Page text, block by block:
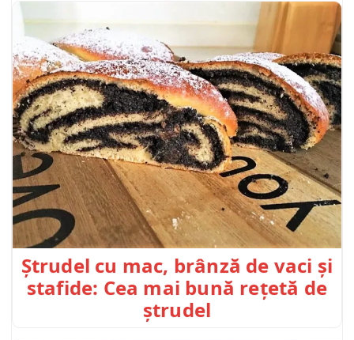
Ștrudel cu mac, brânză de vaci și
stafide: Cea mai bună rețetă de
ștrudel